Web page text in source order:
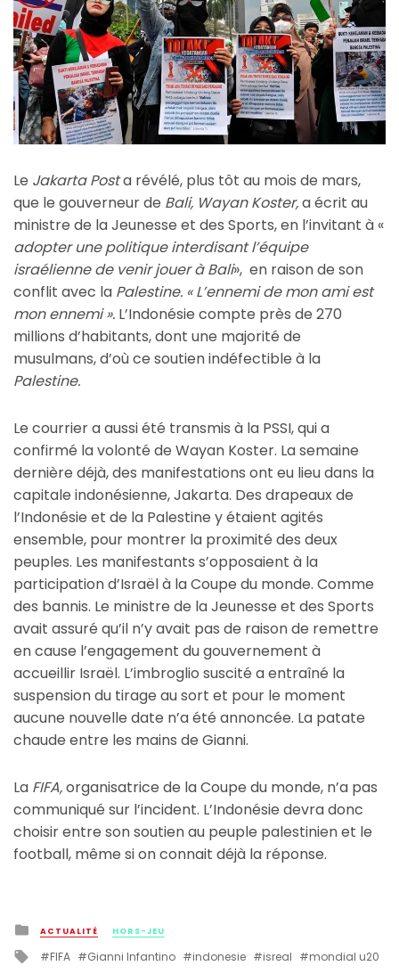
Le Jakarta Posta révélé, plus tôt au mois de mars,
que le gouverneur de Bali, Wayan Koster,a écrit au
ministre de la Jeunesse et des Sports, en l’invitant à «
adopter une politique interdisant l’équipe
israélienne de venir jouer à Bali», en raison de son
conflit avec la Palestine. « L’ennemi de mon ami est
mon ennemi ». L’Indonésie compte près de 270
millions d’habitants, dont une majorité de
musulmans, d’où ce soutien indéfectible à la
Palestine.
Le courrier a aussi été transmis à la PSSI, qui a
confirmé la volonté de Wayan Koster. La semaine
dernière déjà, des manifestations ont eu lieu dans la
capitale indonésienne, Jakarta. Des drapeaux de
l’Indonésie et de la Palestine y étaient agités
ensemble, pour montrer la proximité des deux
peuples. Les manifestants s’opposaient à la
participation d’Israël à la Coupe du monde. Comme
des bannis. Le ministre de la Jeunesse et des Sports
avait assuré qu’il n’y avait pas de raison de remettre
en cause l’engagement du gouvernement à
accueillir Israël. L’imbroglio suscité a entraîné la
suspension du tirage au sort et pour le moment
aucune nouvelle date n’a été annoncée. La patate
chaude entre les mains de Gianni.
La FIFA,organisatrice de la Coupe du monde, n’a pas
communiqué sur l’incident. L’Indonésie devra donc
choisir entre son soutien au peuple palestinien et le
football, même si on connait déjà la réponse.
Posted
in
ACTUALITÉ HORS-JEU
Tagged
FIFA Gianni Infantino indonesie isreal mondial u20